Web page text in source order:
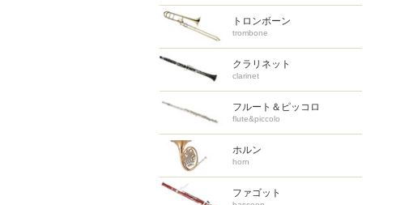
トロンボーン
trombone
クラリネット
clarinet
フルート＆ピッコロ
flute&piccolo
ホルン
horn
ファゴット